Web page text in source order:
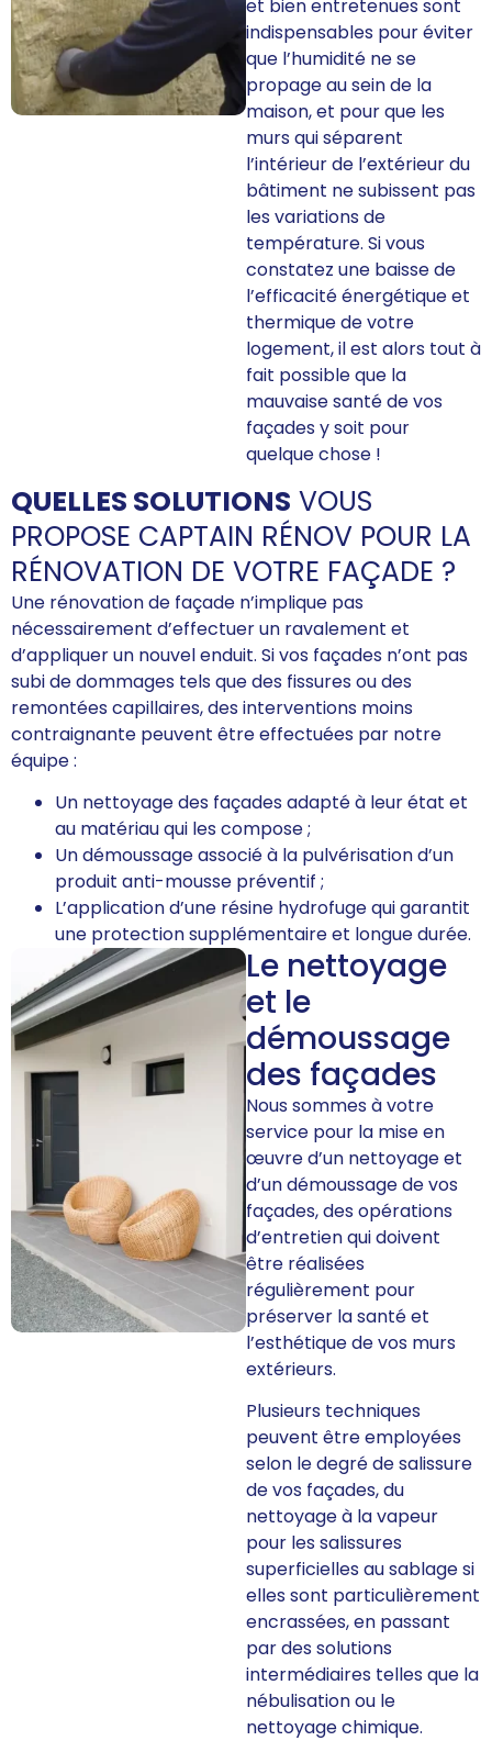
et bien entretenues sont
indispensables pour éviter
que l’humidité ne se
propage au sein de la
maison, et pour que les
murs qui séparent
l’intérieur de l’extérieur du
bâtiment ne subissent pas
les variations de
température. Si vous
constatez une baisse de
l’efficacité énergétique et
thermique de votre
logement, il est alors tout à
fait possible que la
mauvaise santé de vos
façades y soit pour
quelque chose !
QUELLES SOLUTIONS VOUS
PROPOSE CAPTAIN RÉNOV POUR LA
RÉNOVATION DE VOTRE FAÇADE ?
Une rénovation de façade n’implique pas
nécessairement d’effectuer un ravalement et
d’appliquer un nouvel enduit. Si vos façades n’ont pas
subi de dommages tels que des fissures ou des
remontées capillaires, des interventions moins
contraignante peuvent être effectuées par notre
équipe :
Un nettoyage des façades adapté à leur état et
au matériau qui les compose ;
Un démoussage associé à la pulvérisation d’un
produit anti-mousse préventif ;
L’application d’une résine hydrofuge qui garantit
une protection supplémentaire et longue durée.
Le nettoyage
et le
démoussage
des façades
Nous sommes à votre
service pour la mise en
œuvre d’un nettoyage et
d’un démoussage de vos
façades, des opérations
d’entretien qui doivent
être réalisées
régulièrement pour
préserver la santé et
l’esthétique de vos murs
extérieurs.
Plusieurs techniques
peuvent être employées
selon le degré de salissure
de vos façades, du
nettoyage à la vapeur
pour les salissures
superficielles au sablage si
elles sont particulièrement
encrassées, en passant
par des solutions
intermédiaires telles que la
nébulisation ou le
nettoyage chimique.